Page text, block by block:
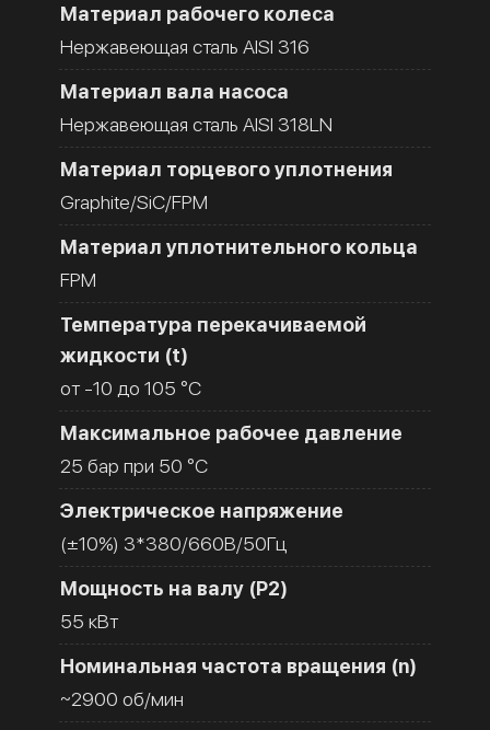
Материал рабочего колеса
Нержавеющая сталь AISI 316
Материал вала насоса
Нержавеющая сталь AISI 318LN
Материал торцевого уплотнения
Graphite/SiC/FPM
Материал уплотнительного кольца
FPM
Температура перекачиваемой
жидкости (t)
от -10 до 105 °C
Максимальное рабочее давление
25 бар при 50 °C
Электрическое напряжение
(±10%) 3*380/660В/50Гц
Мощность на валу (Р2)
55 кВт
Номинальная частота вращения (n)
~2900 об/мин